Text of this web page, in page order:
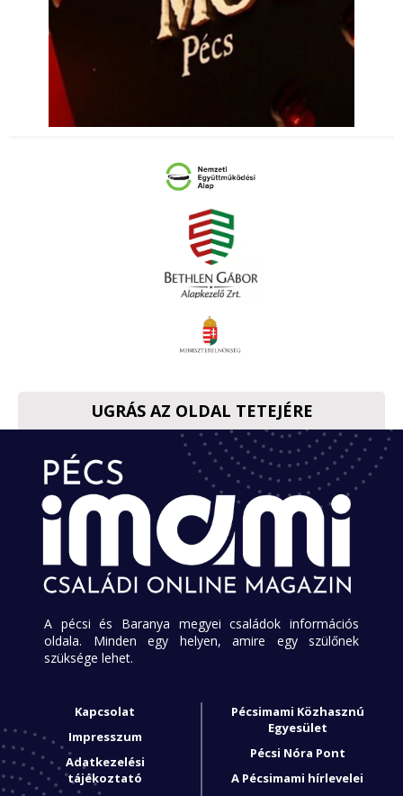
UGRÁS AZ OLDAL TETEJÉRE
A pécsi és Baranya megyei családok információs
oldala. Minden egy helyen, amire egy szülőnek
szüksége lehet.
Kapcsolat
Impresszum
Adatkezelési
tájékoztató
Pécsimami Közhasznú
Egyesület
Pécsi Nóra Pont
A Pécsimami hírlevelei